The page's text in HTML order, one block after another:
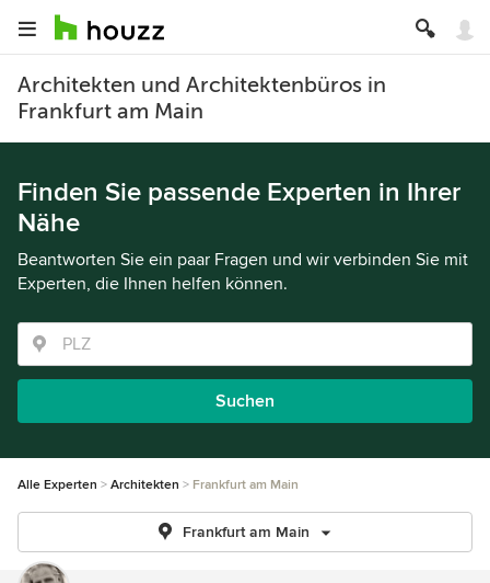
Architekten und Architektenbüros in
Frankfurt am Main
Finden Sie passende Experten in Ihrer
Nähe
Beantworten Sie ein paar Fragen und wir verbinden Sie mit
Experten, die Ihnen helfen können.
Suchen
Alle Experten Architekten Frankfurt am Main
Frankfurt am Main